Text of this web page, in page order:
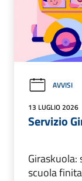
AVVISI
13 LUGLIO 2026
Servizio
Giraskuola:
scuola finita